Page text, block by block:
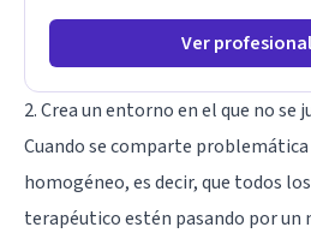
Ver
2. Crea un entorno en el que no se
Cuando se comparte
homogéneo, es decir, que todos
terapéutico estén pasando por un